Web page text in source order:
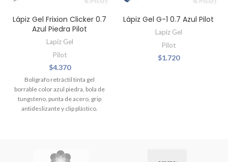
Lápiz Gel Frixion Clicker 0.7
Azul Piedra Pilot
Lapiz Gel
Pilot
$4.370
Bolígrafo retráctil tinta gel
borrable color azul piedra, bola de
tungsteno, punta de acero, grip
antideslizante y clip plástico.
requiere una escritura de
Lápiz Gel G-1 0.7 Azul Pilot
Lapiz Gel
Pilot
$1.720